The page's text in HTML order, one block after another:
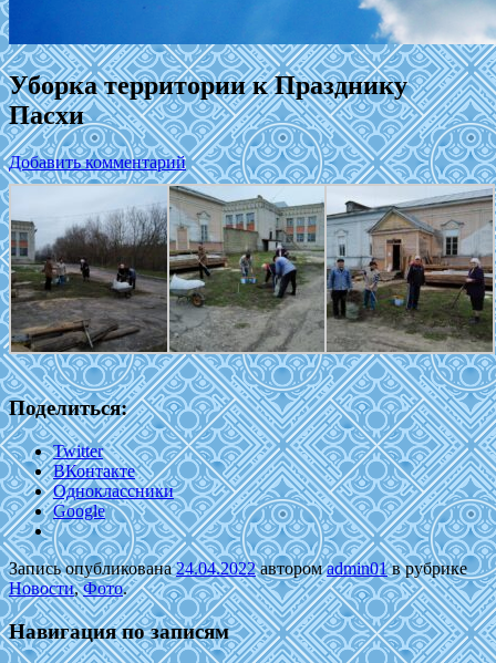
Уборка территории к Празднику
Пасхи
Добавить комментарий
Поделиться:
Twitter
ВКонтакте
Одноклассники
Google
Запись опубликована24.04.2022авторомadmin01в рубрике
Новости,Фото.
Навигация по записям